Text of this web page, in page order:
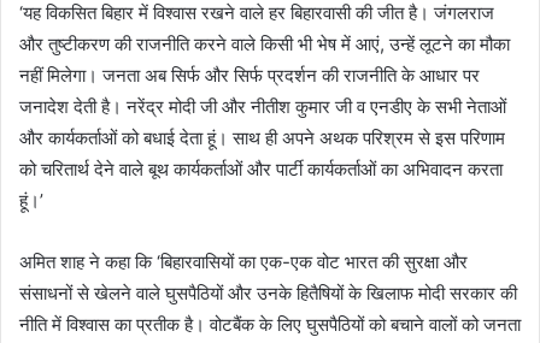
‘यह विकसित बिहार में विश्वास रखने वाले हर बिहारवासी की जीत है। जंगलराज
और तुष्टीकरण की राजनीति करने वाले किसी भी भेष में आएं, उन्हें लूटने का मौका
नहीं मिलेगा। जनता अब सिर्फ और सिर्फ प्रदर्शन की राजनीति के आधार पर
जनादेश देती है। नरेंद्र मोदी जी और नीतीश कुमार जी व एनडीए के सभी नेताओं
और कार्यकर्ताओं को बधाई देता हूं। साथ ही अपने अथक परिश्रम से इस परिणाम
को चरितार्थ देने वाले बूथ कार्यकर्ताओं और पार्टी कार्यकर्ताओं का अभिवादन करता
हूं।’
अमित शाह ने कहा कि ‘बिहारवासियों का एक-एक वोट भारत की सुरक्षा और
संसाधनों से खेलने वाले घुसपैठियों और उनके हितैषियों के खिलाफ मोदी सरकार की
नीति में विश्वास का प्रतीक है। वोटबैंक के लिए घुसपैठियों को बचाने वालों को जनता